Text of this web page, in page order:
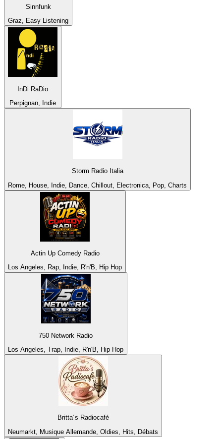
Sinnfunk
Graz, Easy Listening
InDi RaDio
Perpignan, Indie
Storm Radio Italia
Rome, House, Indie, Dance, Chillout, Electronica, Pop, Charts
Actin Up Comedy Radio
Los Angeles, Rap, Indie, R'n'B, Hip Hop
750 Network Radio
Los Angeles, Trap, Indie, R'n'B, Hip Hop
Britta´s Radiocafé
Neumarkt, Musique Allemande, Oldies, Hits, Débats